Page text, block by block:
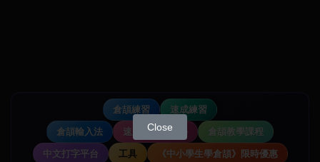
倉頡練習
速成練習
倉頡輸入法
速成輸入法教學
倉頡教學課程
中文打字平台
工具 《中小學生學倉頡》限時優惠
Close